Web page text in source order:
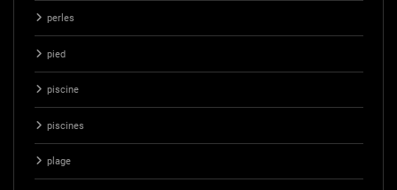
perles
pied
piscine
piscines
plage